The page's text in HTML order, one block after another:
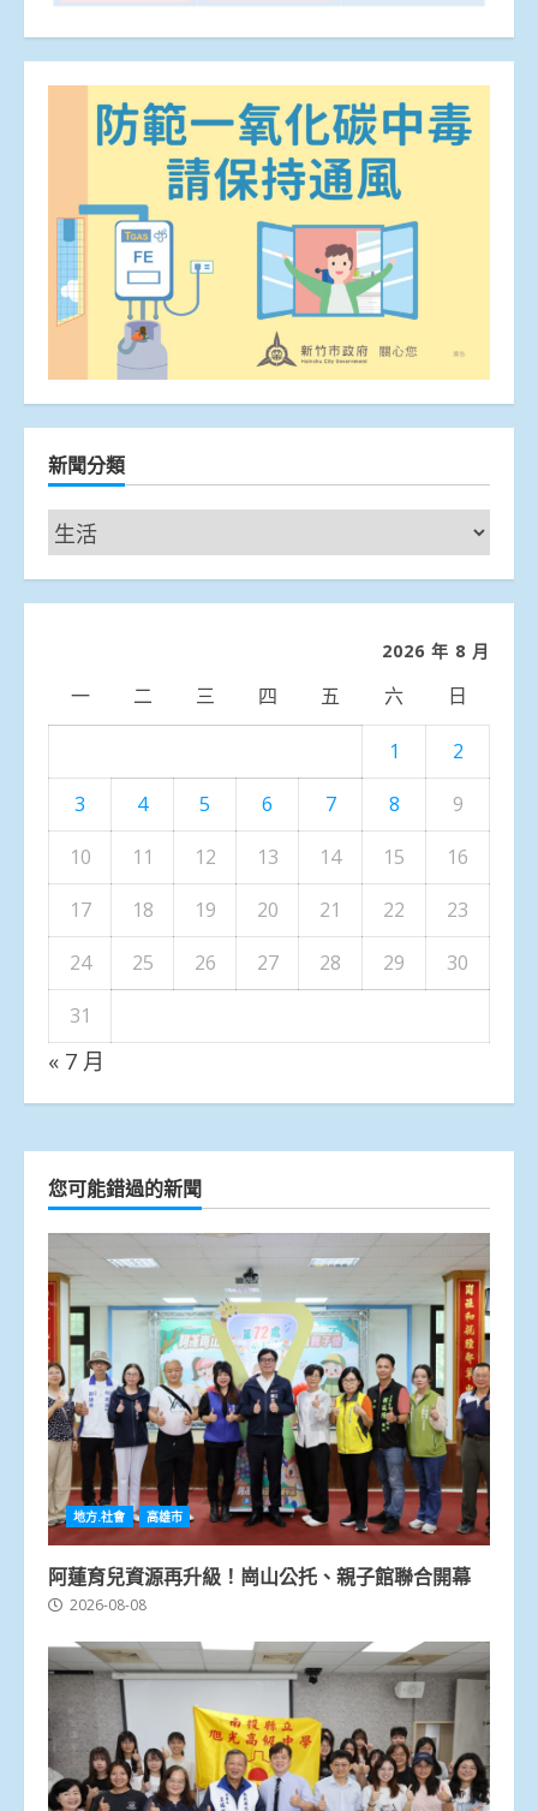
新聞分類
新
聞
分
2026 年 8 月
一 二 三 四 五 六 日
1
2
3
4 5 6 7 8
9
10
11 12 13 14 15
16
17
18 19 20 21 22
23
24
25 26 27 28 29
30
31
« 7 月
您可能錯過的新聞
地方.社會 高雄市
阿蓮育兒資源再升級！崗山公托、親子館聯合開幕
2026-08-08